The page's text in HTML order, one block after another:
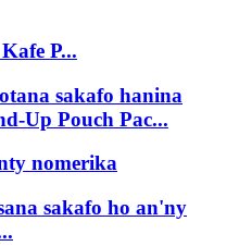
P...
sakafo hanina
Up Pouch Pac...
nomerika
sakafo ho an'ny